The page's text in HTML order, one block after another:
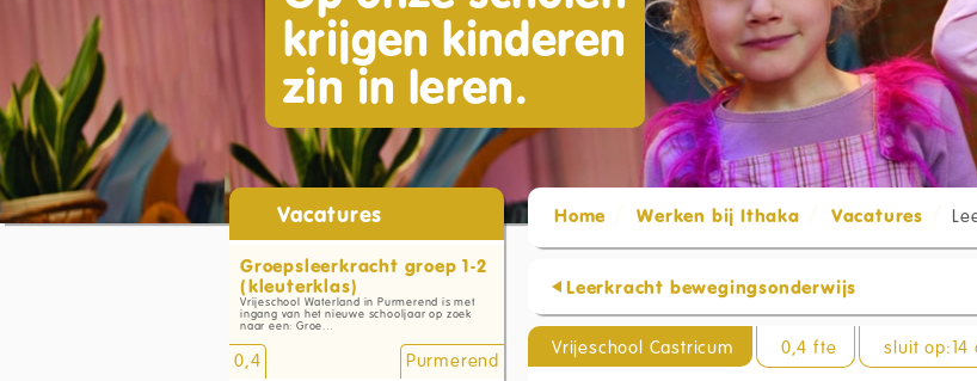
krijgen kinderen
zin in leren.
Home Werken bij Ithaka Vacatures
Leerkracht bewegingsonderwijs
Vrijeschool Castricum 0,4 fte sluit op:14
Vacatures
Groepsleerkracht groep 1-2
(kleuterklas)
Vrijeschool Waterland in Purmerend is met
ingang van het nieuwe schooljaar op zoek
naar een: Groe...
0,4
Purmerend